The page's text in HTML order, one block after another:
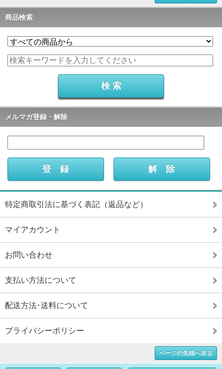
商品検索
メルマガ登録・解除
特定商取引法に基づく表記（返品など）
マイアカウント
お問い合わせ
支払い方法について
配送方法･送料について
プライバシーポリシー
ページの先頭へ戻る